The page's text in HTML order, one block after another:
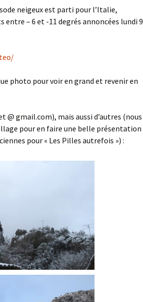
neigeux est parti pour l’Italie,
– 6 et -11 degrés annoncées lundi 9
photo pour voir en grand et revenir en
@ gmail.com), mais aussi d’autres (nous
pour en faire une belle présentation
pour « Les Pilles autrefois ») :